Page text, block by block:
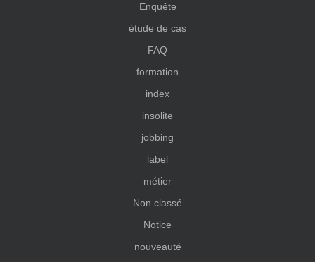
Enquête
étude de cas
FAQ
formation
index
insolite
jobbing
label
métier
Non classé
Notice
nouveauté